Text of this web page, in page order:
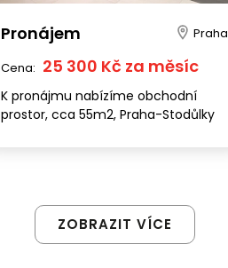
Pronájem Praha
Cena: 25 300 Kč za měsíc
K pronájmu nabízíme obchodní
prostor, cca 55m2, Praha-Stodůlky
ZOBRAZIT VÍCE